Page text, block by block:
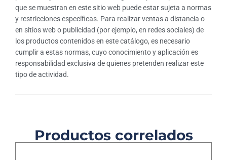
que se muestran en este sitio web puede estar sujeta a normas
y restricciones específicas. Para realizar ventas a distancia o
en sitios web o publicidad (por ejemplo, en redes sociales) de
los productos contenidos en este catálogo, es necesario
cumplir a estas normas, cuyo conocimiento y aplicación es
responsabilidad exclusiva de quienes pretenden realizar este
tipo de actividad.
Productos correlados